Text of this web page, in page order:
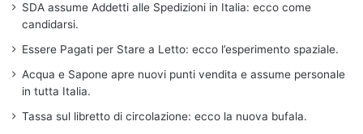
SDA assume Addetti alle Spedizioni in Italia: ecco come
candidarsi.
Essere Pagati per Stare a Letto: ecco l’esperimento spaziale.
Acqua e Sapone apre nuovi punti vendita e assume personale
in tutta Italia.
Tassa sul libretto di circolazione: ecco la nuova bufala.